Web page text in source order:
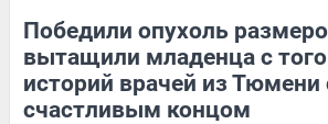
Победили опухоль
вытащили младенца с
историй врачей из Тюмени
счастливым концом